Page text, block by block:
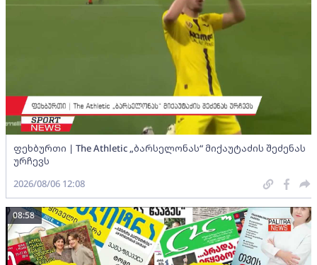
ფეხბურთი | The Athletic „ბარსელონას“ მიქაუტაძის შეძენას
ურჩევს
2026/08/06 12:08
08:58